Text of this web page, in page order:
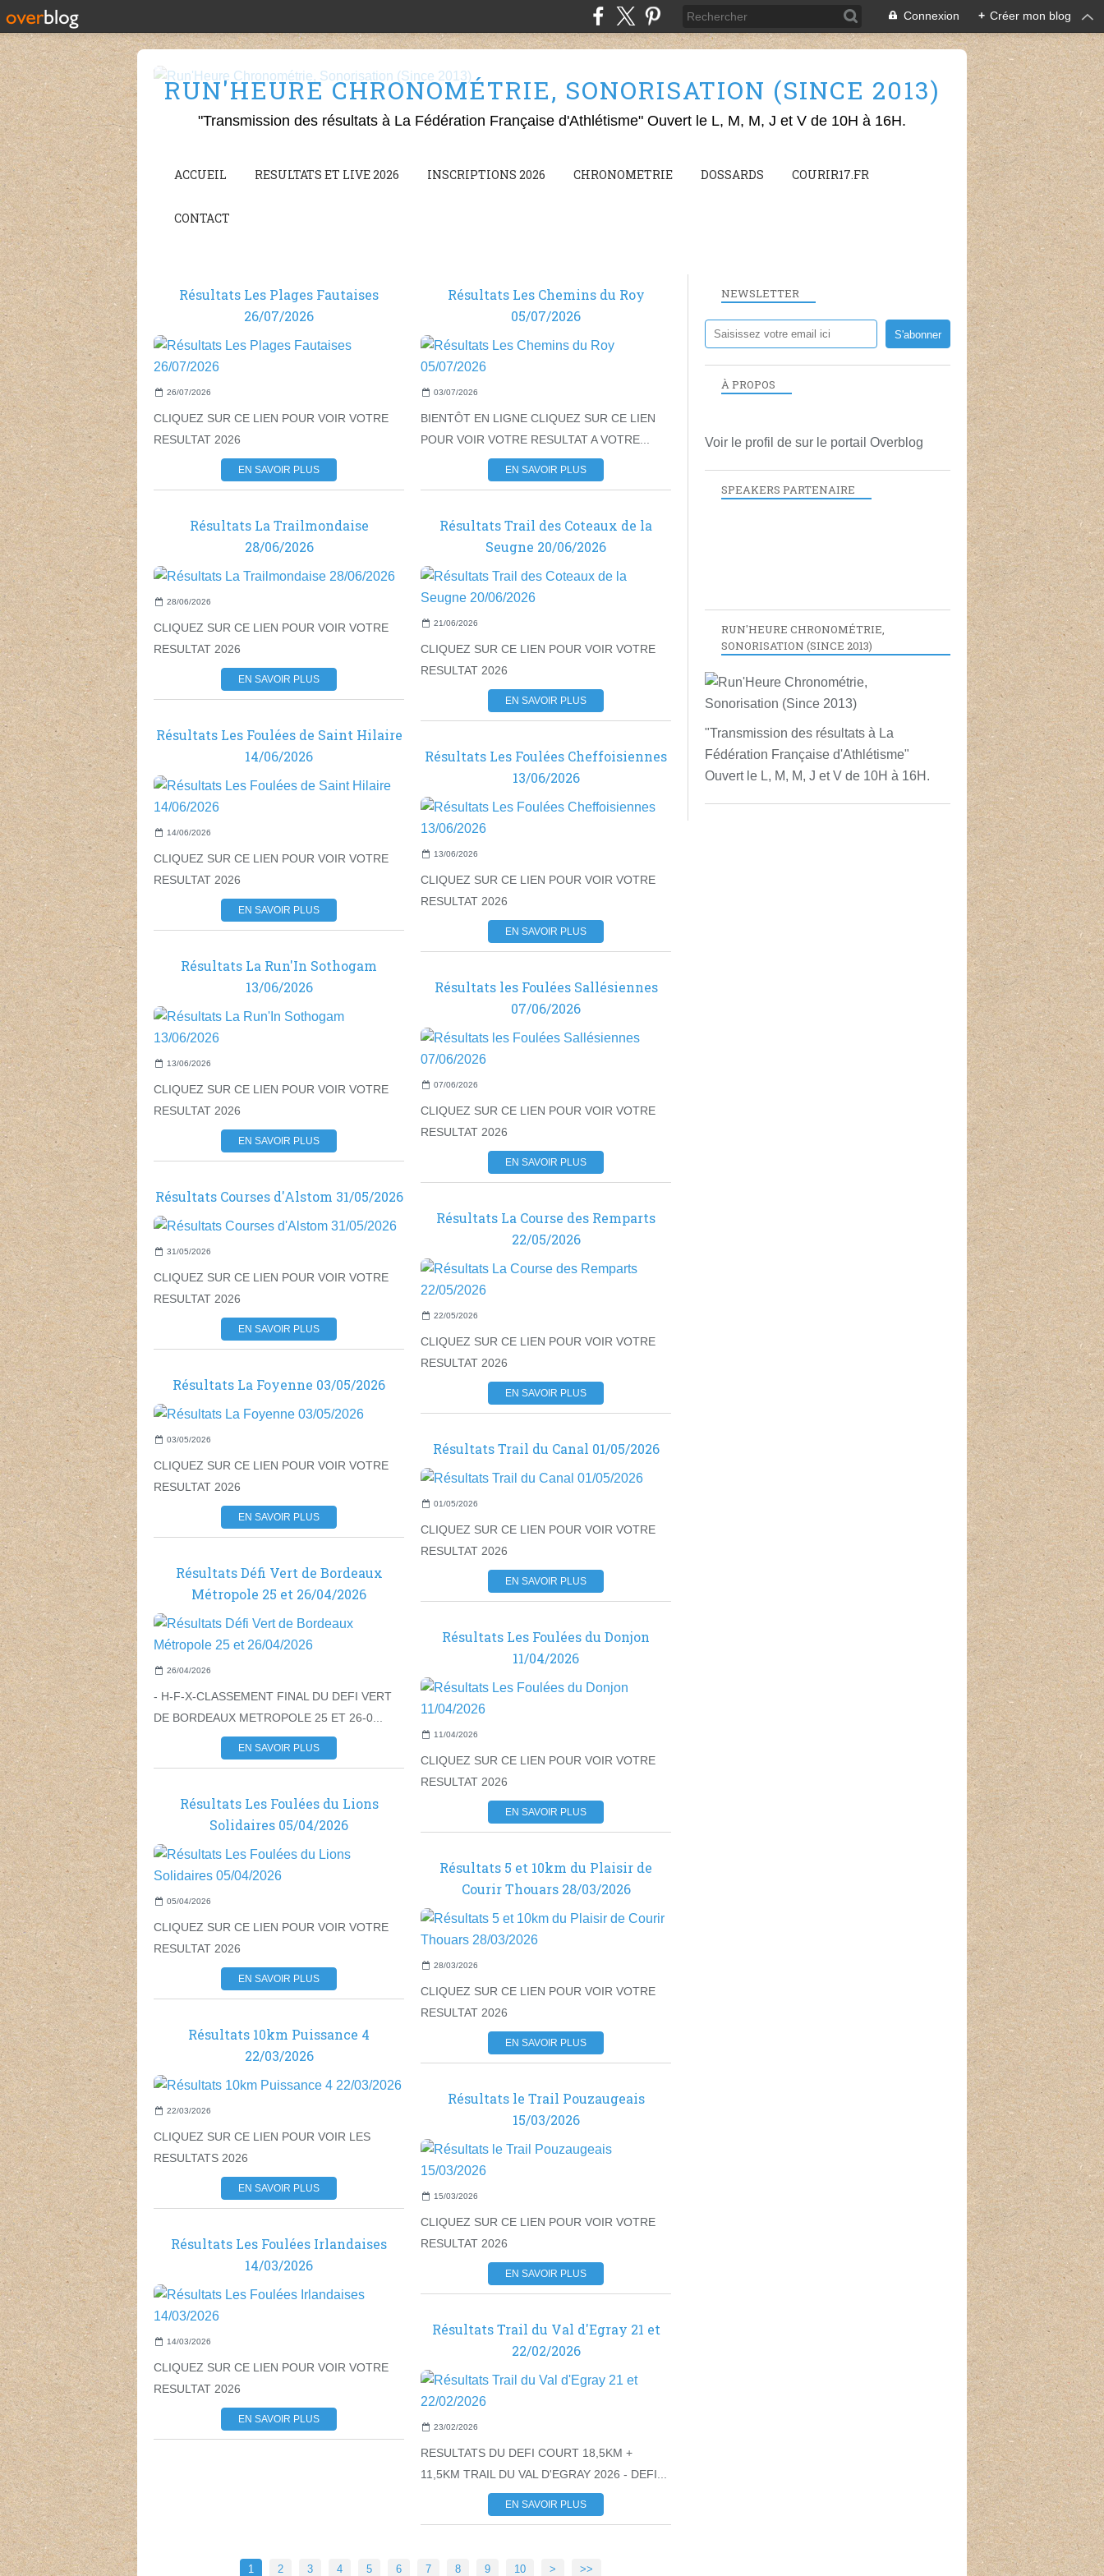
Connexion + Créer mon blog
RUN'HEURE CHRONOMÉTRIE, SONORISATION (SINCE 2013)
"Transmission des résultats à La Fédération Française d'Athlétisme" Ouvert le L, M, M, J et V de 10H à 16H.
ACCUEIL RESULTATS ET LIVE 2026 INSCRIPTIONS 2026 CHRONOMETRIE DOSSARDS COURIR17.FR
CONTACT
Résultats Les Plages Fautaises
26/07/2026
26/07/2026
CLIQUEZ SUR CE LIEN POUR VOIR VOTRE
RESULTAT 2026
EN SAVOIR PLUS
Résultats Les Chemins du Roy
05/07/2026
03/07/2026
BIENTÔT EN LIGNE CLIQUEZ SUR CE LIEN
POUR VOIR VOTRE RESULTAT A VOTRE...
EN SAVOIR PLUS
Résultats La Trailmondaise
28/06/2026
28/06/2026
CLIQUEZ SUR CE LIEN POUR VOIR VOTRE
RESULTAT 2026
EN SAVOIR PLUS
Résultats Trail des Coteaux de la
Seugne 20/06/2026
21/06/2026
CLIQUEZ SUR CE LIEN POUR VOIR VOTRE
RESULTAT 2026
EN SAVOIR PLUS
Résultats Les Foulées de Saint Hilaire
14/06/2026
14/06/2026
CLIQUEZ SUR CE LIEN POUR VOIR VOTRE
RESULTAT 2026
EN SAVOIR PLUS
Résultats Les Foulées Cheffoisiennes
13/06/2026
13/06/2026
CLIQUEZ SUR CE LIEN POUR VOIR VOTRE
RESULTAT 2026
EN SAVOIR PLUS
Résultats La Run'In Sothogam
13/06/2026
13/06/2026
CLIQUEZ SUR CE LIEN POUR VOIR VOTRE
RESULTAT 2026
EN SAVOIR PLUS
Résultats les Foulées Sallésiennes
07/06/2026
07/06/2026
CLIQUEZ SUR CE LIEN POUR VOIR VOTRE
RESULTAT 2026
EN SAVOIR PLUS
Résultats Courses d'Alstom 31/05/2026
31/05/2026
CLIQUEZ SUR CE LIEN POUR VOIR VOTRE
RESULTAT 2026
EN SAVOIR PLUS
Résultats La Course des Remparts
22/05/2026
22/05/2026
CLIQUEZ SUR CE LIEN POUR VOIR VOTRE
RESULTAT 2026
EN SAVOIR PLUS
Résultats La Foyenne 03/05/2026
03/05/2026
CLIQUEZ SUR CE LIEN POUR VOIR VOTRE
RESULTAT 2026
EN SAVOIR PLUS
Résultats Trail du Canal 01/05/2026
01/05/2026
CLIQUEZ SUR CE LIEN POUR VOIR VOTRE
RESULTAT 2026
EN SAVOIR PLUS
Résultats Défi Vert de Bordeaux
Métropole 25 et 26/04/2026
26/04/2026
- H-F-X-CLASSEMENT FINAL DU DEFI VERT
DE BORDEAUX METROPOLE 25 ET 26-0...
EN SAVOIR PLUS
Résultats Les Foulées du Donjon
11/04/2026
11/04/2026
CLIQUEZ SUR CE LIEN POUR VOIR VOTRE
RESULTAT 2026
EN SAVOIR PLUS
Résultats Les Foulées du Lions
Solidaires 05/04/2026
05/04/2026
CLIQUEZ SUR CE LIEN POUR VOIR VOTRE
RESULTAT 2026
EN SAVOIR PLUS
Résultats 5 et 10km du Plaisir de
Courir Thouars 28/03/2026
28/03/2026
CLIQUEZ SUR CE LIEN POUR VOIR VOTRE
RESULTAT 2026
EN SAVOIR PLUS
Résultats 10km Puissance 4
22/03/2026
22/03/2026
CLIQUEZ SUR CE LIEN POUR VOIR LES
RESULTATS 2026
EN SAVOIR PLUS
Résultats le Trail Pouzaugeais
15/03/2026
15/03/2026
CLIQUEZ SUR CE LIEN POUR VOIR VOTRE
RESULTAT 2026
EN SAVOIR PLUS
Résultats Les Foulées Irlandaises
14/03/2026
14/03/2026
CLIQUEZ SUR CE LIEN POUR VOIR VOTRE
RESULTAT 2026
EN SAVOIR PLUS
Résultats Trail du Val d'Egray 21 et
22/02/2026
23/02/2026
RESULTATS DU DEFI COURT 18,5KM +
11,5KM TRAIL DU VAL D'EGRAY 2026 - DEFI...
EN SAVOIR PLUS
1 2 3 4 5 6 7 8 9 10 20
> >>
NEWSLETTER
RUN'HEURE CHRONOMÉTRIE,
SONORISATION (SINCE 2013)
"Transmission des résultats à La
Fédération Française d'Athlétisme"
Ouvert le L, M, M, J et V de 10H à 16H.
À PROPOS
Voir le profil de sur le portail Overblog
SPEAKERS PARTENAIRE